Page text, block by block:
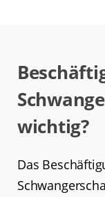
wichtig?
Das